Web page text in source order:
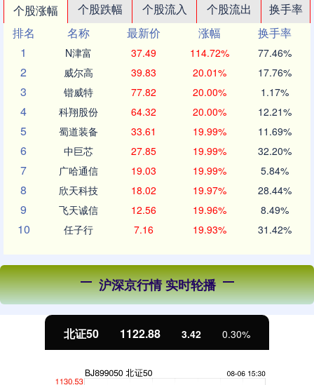
个股涨幅 个股跌幅 个股流入 个股流出
换手率
排名
名称 最新价 涨幅
换手率
1
N津富 37.49 114.72% 77.46%
2 威尔高 39.83 20.01% 17.76%
3 锴威特 77.82 20.00% 1.17%
4 科翔股份 64.32 20.00% 12.21%
5 蜀道装备 33.61 19.99% 11.69%
6 中巨芯 27.85 19.99% 32.20%
7 广哈通信 19.03 19.99% 5.84%
8 欣天科技 18.02 19.97% 28.44%
9 飞天诚信 12.56 19.96% 8.49%
10 任子行 7.16 19.93% 31.42%
沪深京行情 实时轮播
北证50 1122.88 3.42 0.30%